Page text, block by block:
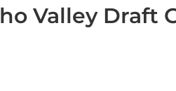
Valley Draft